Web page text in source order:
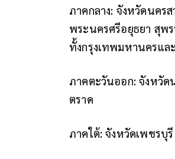
ภาคกลาง: จังหวัดนคร
พระนครศรีอยุธยา สุพ
ทั้งกรุงเทพมหานครแ
ภาคตะวันออก: จังหวัด
ตราด
ภาคใต้: จังหวัดเพชรบุ